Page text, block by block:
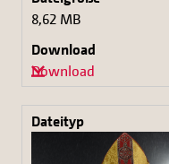
8,62 MB
Download